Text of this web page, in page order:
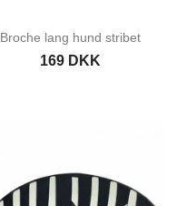
Broche lang hund stribet
169 DKK